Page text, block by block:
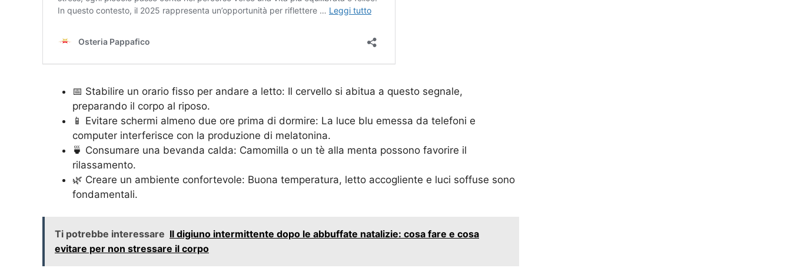
📅 Stabilire un orario fisso per andare a letto: Il cervello si abitua a questo segnale,
preparando il corpo al riposo.
📱 Evitare schermi almeno due ore prima di dormire: La luce blu emessa da telefoni e
computer interferisce con la produzione di melatonina.
🍵 Consumare una bevanda calda: Camomilla o un tè alla menta possono favorire il
rilassamento.
🌿 Creare un ambiente confortevole: Buona temperatura, letto accogliente e luci soffuse sono
fondamentali.
Ti potrebbe interessare Il digiuno intermittente dopo le abbuffate natalizie: cosa fare e cosa
evitare per non stressare il corpo